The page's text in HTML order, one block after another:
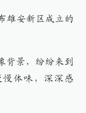
雄安新区成立的
背景，纷纷来到
体味，深深感